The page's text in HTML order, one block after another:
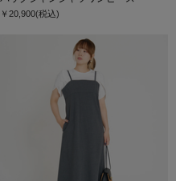
￥20,900(税込)